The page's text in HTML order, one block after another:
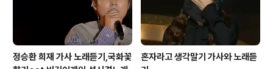
정승환 희재 가사 노래듣기,국화꽃
혼자라고 생각말기 가사와 노래듣